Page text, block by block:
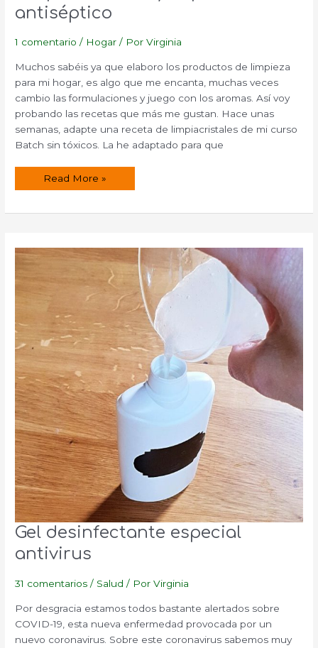
antiséptico
1 comentario / Hogar / PorVirginia
Muchos sabéis ya que elaboro los productos de limpieza
para mi hogar, es algo que me encanta, muchas veces
cambio las formulaciones y juego con los aromas. Así voy
probando las recetas que más me gustan. Hace unas
semanas, adapte una receta de limpiacristales de mi curso
Batch sin tóxicos. La he adaptado para que
Limpia
antiséptico
Read More »
Gel desinfectante especial
antivirus
31 comentarios / Salud / PorVirginia
Por desgracia estamos todos bastante alertados sobre
COVID-19, esta nueva enfermedad provocada por un
nuevo coronavirus. Sobre este coronavirus sabemos muy